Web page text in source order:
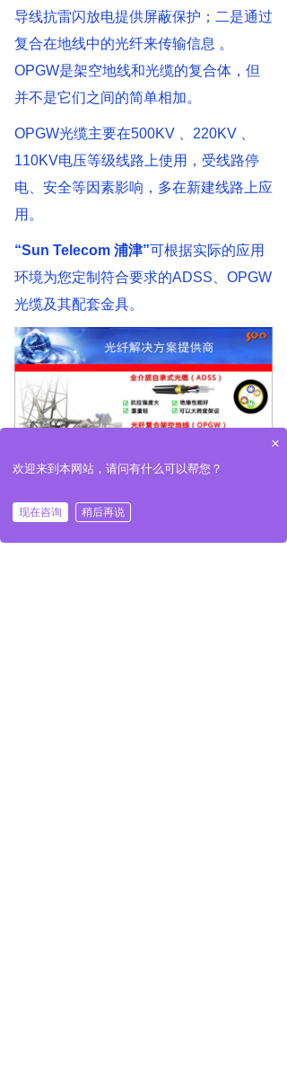
导线抗雷闪放电提供屏蔽保护；二是通过
复合在地线中的光纤来传输信息 。
OPGW是架空地线和光缆的复合体，但
并不是它们之间的简单相加。
OPGW光缆主要在500KV 、220KV 、
110KV电压等级线路上使用，受线路停
电、安全等因素影响，多在新建线路上应
用。
“Sun Telecom 浦津”可根据实际的应用
环境为您定制符合要求的ADSS
OPGW
光缆及其配套金具。
×
欢迎来到本网站，请问有什么可以帮您？
现在咨询 稍后再说